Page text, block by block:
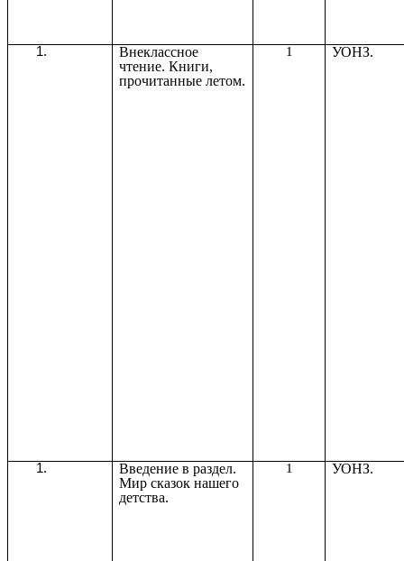
Внеклассное
чтение. Книги,
прочитанные летом.
1 УОНЗ.
Введение в раздел.
Мир сказок нашего
детства.
1 УОНЗ.